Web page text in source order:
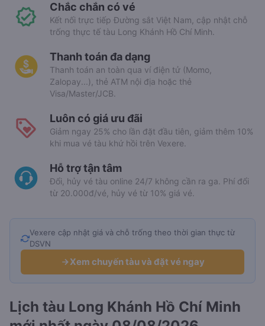
Chắc chắn có vé
Kết nối trực tiếp Đường sắt Việt Nam, cập nhật chỗ
trống thực tế tàu Long Khánh Hồ Chí Minh.
Thanh toán đa dạng
Thanh toán an toàn qua ví điện tử (Momo,
Zalopay...), thẻ ATM nội địa hoặc thẻ
Visa/Master/JCB.
Luôn có giá ưu đãi
Giảm ngay 25% cho lần đặt đầu tiên, giảm thêm 10%
khi mua vé tàu khứ hồi trên Vexere.
Hỗ trợ tận tâm
Đổi, hủy vé tàu online 24/7 không cần ra ga. Phí đổi
từ 20.000đ/vé, hủy vé từ 10% giá vé.
Vexere cập nhật giá và chỗ trống theo thời gian thực từ
DSVN
Xem chuyến tàu và đặt vé ngay
Lịch tàu Long Khánh Hồ Chí Minh